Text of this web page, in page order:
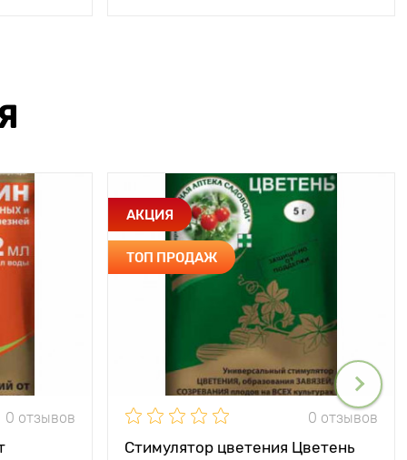
0 отзывов
АКЦИЯ
ТОП ПРОДАЖ
0 отзывов
Стимулятор цветения Цветень